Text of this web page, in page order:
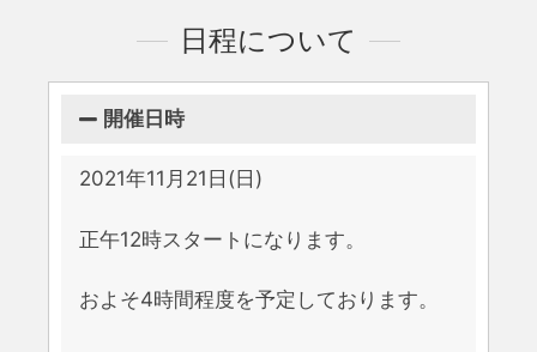
日程について
開催日時
2021年11月21日(日)
正午12時スタートになります。
およそ4時間程度を予定しております。